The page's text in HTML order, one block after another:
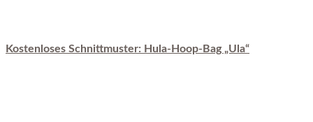
Kostenloses Schnittmuster: Hula-Hoop-Bag „Ula“